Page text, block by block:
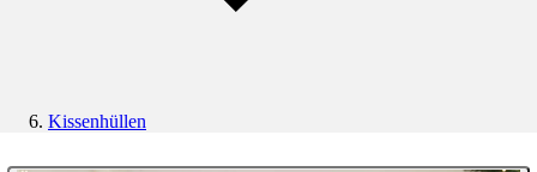
Kissenhüllen